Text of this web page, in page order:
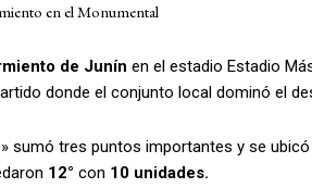
en el Monumental
de Junín en el estadio Estadio
donde el conjunto local dominó el
sumó tres puntos importantes y se
12° con 10 unidades.